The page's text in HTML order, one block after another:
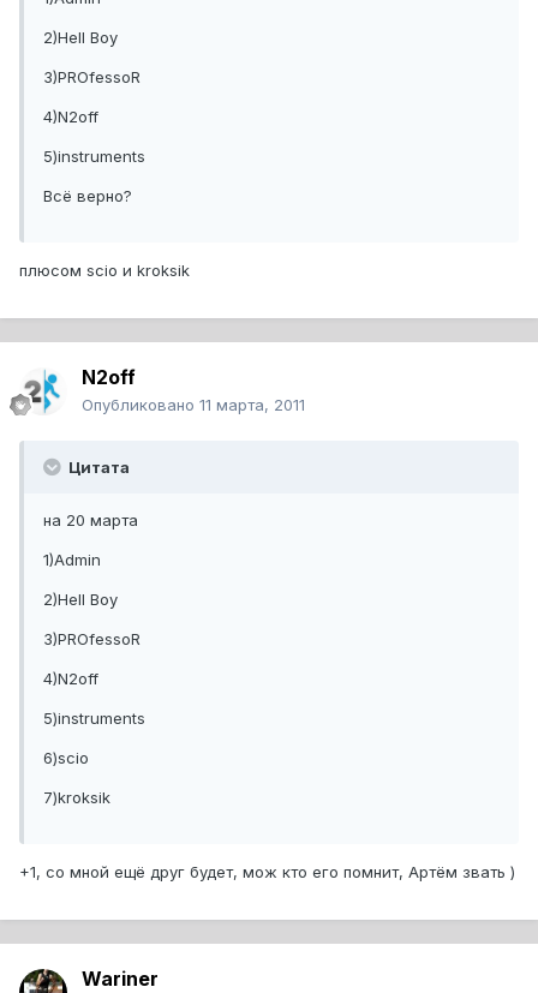
2)Hell Boy
3)PROfessoR
4)N2off
5)instruments
Всё верно?
плюсом scio и kroksik
N2off
Опубликовано 11 марта, 2011
Цитата
на 20 марта
1)Admin
2)Hell Boy
3)PROfessoR
4)N2off
5)instruments
6)scio
7)kroksik
+1, со мной ещё друг будет, мож кто его помнит, Артём звать )
Wariner